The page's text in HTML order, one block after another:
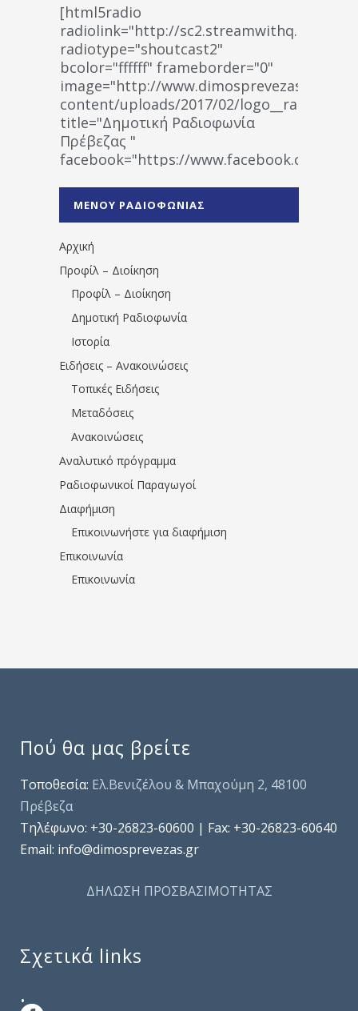
[html5radio
radiolink="http://
radiotype="shoutcast2"
bcolor="ffffff" frameborder="0"
image="http://www.dimosprevezas.gr/wp-
content/uploads/2017/02/
title="Δημοτική Ραδιοφωνία
Πρέβεζας "
facebook="https://www.facebook.com/
1531194763766854/" artist="" ]
ΜΕΝΟΥ ΡΑΔΙΟΦΩΝΙΑΣ
Αρχική
Προφίλ – Διοίκηση
Προφίλ – Διοίκηση
Δημοτική Ραδιοφωνία
Ιστορία
Ειδήσεις – Ανακοινώσεις
Τοπικές Ειδήσεις
Μεταδόσεις
Ανακοινώσεις
Αναλυτικό πρόγραμμα
Ραδιοφωνικοί Παραγωγοί
Διαφήμιση
Επικοινωνήστε για διαφήμιση
Επικοινωνία
Επικοινωνία
Πού θα μας βρείτε
Τοποθεσία: Ελ.Βενιζέλου & Μπαχούμη 2, 48100
Πρέβεζα
Τηλέφωνo: +30-26823-60600 | Fax: +30-26823-60640
Email: info@dimosprevezas.gr
ΔΗΛΩΣΗ ΠΡΟΣΒΑΣΙΜΟΤΗΤΑΣ
Σχετικά links
.